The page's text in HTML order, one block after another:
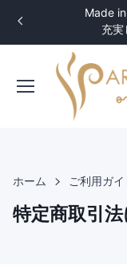
Made in
充実
ホーム ご利用ガイ
特定商取引